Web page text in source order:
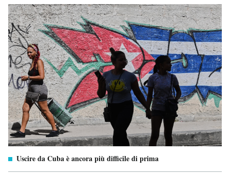
Uscire da Cuba è ancora più difficile di prima